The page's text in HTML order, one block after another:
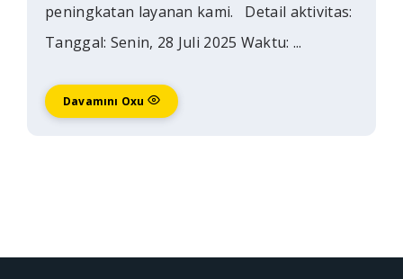
peningkatan layanan kami. Detail aktivitas:
Tanggal: Senin, 28 Juli 2025 Waktu: ...
Davamını Oxu